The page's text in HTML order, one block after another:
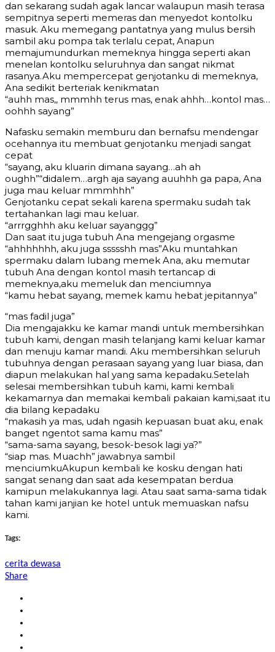
dan sekarang sudah agak lancar walaupun masih terasa
sempitnya seperti memeras dan menyedot kontolku
masuk. Aku memegang pantatnya yang mulus bersih
sambil aku pompa tak terlalu cepat, Anapun
memajumundurkan memeknya hingga seperti akan
menelan kontolku seluruhnya dan sangat nikmat
rasanya.Aku mempercepat genjotanku di memeknya,
Ana sedikit berteriak kenikmatan
“auhh mas,, mmmhh terus mas, enak ahhh…kontol mas…
oohhh sayang”
Nafasku semakin memburu dan bernafsu mendengar
ocehannya itu membuat genjotanku menjadi sangat
cepat
“sayang, aku kluarin dimana sayang…ah ah
oughh”“didalem…argh aja sayang auuhhh ga papa, Ana
juga mau keluar mmmhhh”
Genjotanku cepat sekali karena spermaku sudah tak
tertahankan lagi mau keluar.
“arrrgghhh aku keluar sayanggg”
Dan saat itu juga tubuh Ana mengejang orgasme
“ahhhhhhh, aku juga ssssshh mas”Aku muntahkan
spermaku dalam lubang memek Ana, aku memutar
tubuh Ana dengan kontol masih tertancap di
memeknya,aku memeluk dan menciumnya
“kamu hebat sayang, memek kamu hebat jepitannya”
“mas fadil juga”
Dia mengajakku ke kamar mandi untuk membersihkan
tubuh kami, dengan masih telanjang kami keluar kamar
dan menuju kamar mandi. Aku membersihkan seluruh
tubuhnya dengan perasaan sayang yang luar biasa, dan
diapun melakukan hal yang sama kepadaku.Setelah
selesai membersihkan tubuh kami, kami kembali
kekamarnya dan memakai kembali pakaian kami,saat itu
dia bilang kepadaku
“makasih ya mas, udah ngasih kepuasan buat aku, enak
banget ngentot sama kamu mas”
“sama-sama sayang, besok-besok lagi ya?”
“siap mas. Muachh” jawabnya sambil
menciumkuAkupun kembali ke kosku dengan hati
sangat senang dan saat ada kesempatan berdua
kamipun melakukannya lagi. Atau saat sama-sama tidak
tahan kami janjian ke hotel untuk memuaskan nafsu
kami.
Tags:
cerita dewasa
Share